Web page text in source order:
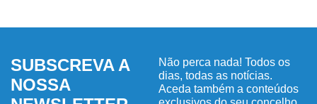
SUBSCREVA A
NOSSA
Não perca nada! Todos os
dias, todas as notícias.
Aceda também a conteúdos